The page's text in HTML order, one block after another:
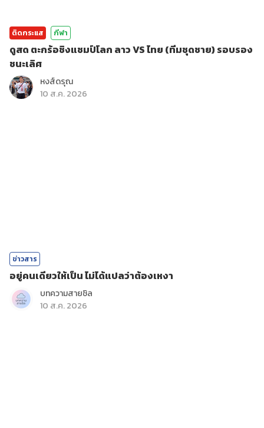
ติดกระแส กีฬา
ดูสด ตะกร้อชิงแชมป์โลก ลาว VS ไทย (ทีมชุดชาย) รอบรอง
ชนะเลิศ
หงส์ดรุณ
10 ส.ค. 2026
ข่าวสาร
อยู่คนเดียวให้เป็น ไม่ได้แปลว่าต้องเหงา
บทความสายชิล
10 ส.ค. 2026